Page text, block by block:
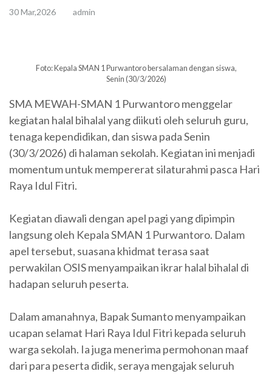
30 Mar,2026 admin
Foto: Kepala SMAN 1 Purwantoro bersalaman dengan siswa,
Senin (30/3/2026)
SMA MEWAH-SMAN 1 Purwantoro menggelar
kegiatan halal bihalal yang diikuti oleh seluruh guru,
tenaga kependidikan, dan siswa pada Senin
(30/3/2026) di halaman sekolah. Kegiatan ini menjadi
momentum untuk mempererat silaturahmi pasca Hari
Raya Idul Fitri.
Kegiatan diawali dengan apel pagi yang dipimpin
langsung oleh Kepala SMAN 1 Purwantoro. Dalam
apel tersebut, suasana khidmat terasa saat
perwakilan OSIS menyampaikan ikrar halal bihalal di
hadapan seluruh peserta.
Dalam amanahnya, Bapak Sumanto menyampaikan
ucapan selamat Hari Raya Idul Fitri kepada seluruh
warga sekolah. Ia juga menerima permohonan maaf
dari para peserta didik, seraya mengajak seluruh